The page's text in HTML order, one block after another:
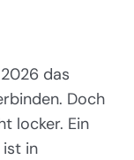
das
Doch
locker. Ein
ist in